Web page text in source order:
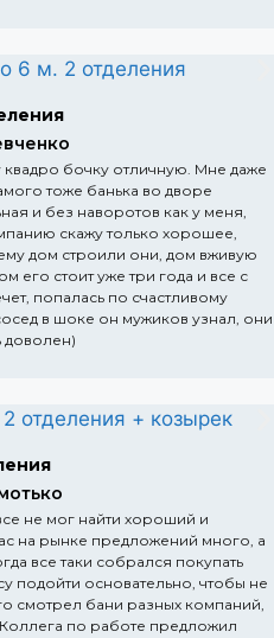
квадро бочку отличную. Мне даже
тоже банька во дворе
и без наворотов как у меня,
скажу только хорошее,
дом строили они, дом вживую
его стоит уже три года и все с
попалась по счастливому
в шоке он мужиков узнал, они
доволен)
не мог найти хороший и
на рынке предложений много, а
все таки собрался покупать
подойти основательно, чтобы не
смотрел бани разных компаний,
по работе предложил